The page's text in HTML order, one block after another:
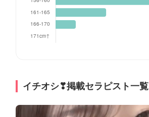
イチオシ❣掲載セラピスト一覧